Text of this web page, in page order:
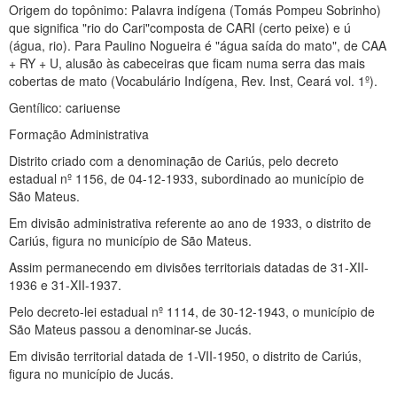
Origem do topônimo: Palavra indígena (Tomás Pompeu Sobrinho)
que significa "rio do Cari"composta de CARI (certo peixe) e ú
(água, rio). Para Paulino Nogueira é "água saída do mato", de CAA
+ RY + U, alusão às cabeceiras que ficam numa serra das mais
cobertas de mato (Vocabulário Indígena, Rev. Inst, Ceará vol. 1º).
Gentílico: cariuense
Formação Administrativa
Distrito criado com a denominação de Cariús, pelo decreto
estadual nº 1156, de 04-12-1933, subordinado ao município de
São Mateus.
Em divisão administrativa referente ao ano de 1933, o distrito de
Cariús, figura no município de São Mateus.
Assim permanecendo em divisões territoriais datadas de 31-XII-
1936 e 31-XII-1937.
Pelo decreto-lei estadual nº 1114, de 30-12-1943, o município de
São Mateus passou a denominar-se Jucás.
Em divisão territorial datada de 1-VII-1950, o distrito de Cariús,
figura no município de Jucás.